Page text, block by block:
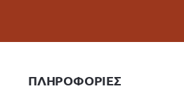
ΠΛΗΡΟΦΟΡΙΕΣ